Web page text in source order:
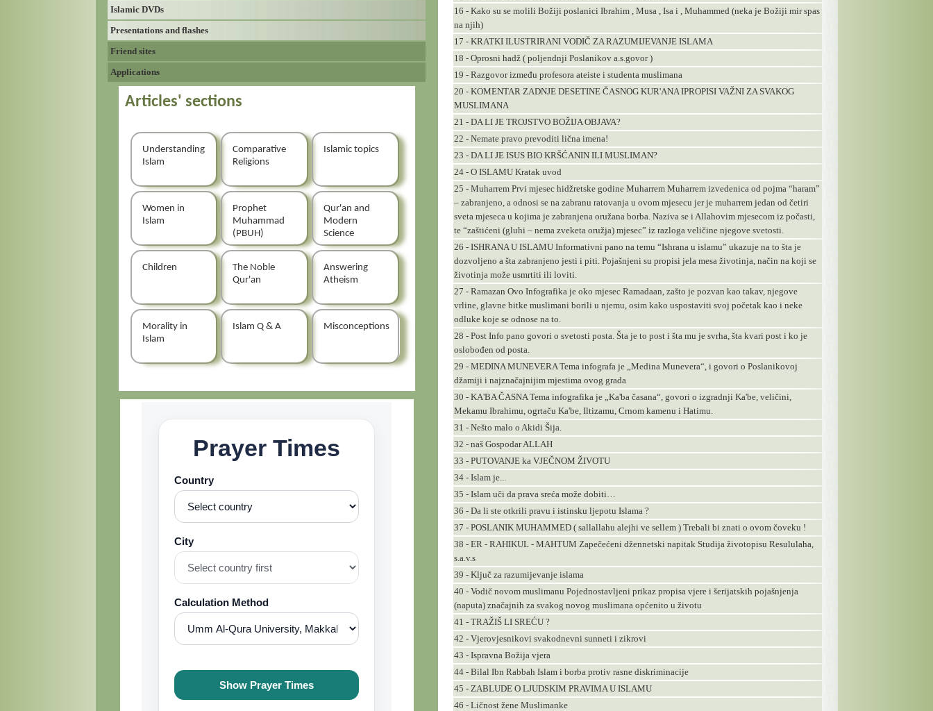
Islamic DVDs
Presentations and flashes
Friend sites
Applications
Articles' sections
Understanding
Islam
Comparative
Religions
Islamic topics
Women in
Islam
Prophet
Muhammad
(PBUH)
Qur'an and
Modern
Science
Children
The Noble
Qur'an
Answering
Atheism
Morality in
Islam
Islam Q & A Misconceptions
16 - Kako su se molili Božiji poslanici Ibrahim , Musa , Isa i , Muhammed (neka je Božiji mir spas
na njih)
17 - KRATKI ILUSTRIRANI VODIČ ZA RAZUMIJEVANJE ISLAMA
18 - Oprosni hadž ( poljendnji Poslanikov a.s.govor )
19 - Razgovor između profesora ateiste i studenta muslimana
20 - KOMENTAR ZADNJE DESETINE ČASNOG KUR'ANA IPROPISI VAŽNI ZA SVAKOG
MUSLIMANA
21 - DA LI JE TROJSTVO BOŽIJA OBJAVA?
22 - Nemate pravo prevoditi lična imena!
23 - DA LI JE ISUS BIO KRŠĆANIN ILI MUSLIMAN?
24 - O ISLAMU Kratak uvod
25 - Muharrem Prvi mjesec hidžretske godine Muharrem Muharrem izvedenica od pojma “haram”
– zabranjeno, a odnosi se na zabranu ratovanja u ovom mjesecu jer je muharrem jedan od četiri
sveta mjeseca u kojima je zabranjena oružana borba. Naziva se i Allahovim mjesecom iz počasti,
te “zaštićeni (gluhi – nema zveketa oružja) mjesec” iz razloga veličine njegove svetosti.
26 - ISHRANA U ISLAMU Informativni pano na temu “Ishrana u islamu” ukazuje na to šta je
dozvoljeno a šta zabranjeno jesti i piti. Pojašnjeni su propisi jela mesa životinja, način na koji se
životinja može usmrtiti ili loviti.
27 - Ramazan Ovo Infografika je oko mjesec Ramadaan, zašto je pozvan kao takav, njegove
vrline, glavne bitke muslimani borili u njemu, osim kako uspostaviti svoj početak kao i neke
odluke koje se odnose na to.
28 - Post Info pano govori o svetosti posta. Šta je to post i šta mu je svrha, šta kvari post i ko je
oslobođen od posta.
29 - MEDINA MUNEVERA Tema infografa je „Medina Munevera“, i govori o Poslanikovoj
džamiji i najznačajnijim mjestima ovog grada
30 - KA'BA ČASNA Tema infografika je „Ka'ba časana“, govori o izgradnji Ka'be, veličini,
Mekamu Ibrahimu, ogrtaču Ka'be, Iltizamu, Crnom kamenu i Hatimu.
31 - Nešto malo o Akidi Šija.
32 - naš Gospodar ALLAH
33 - PUTOVANJE ka VJEČNOM ŽIVOTU
34 - Islam je...
35 - Islam uči da prava sreća može dobiti…
36 - Da li ste otkrili pravu i istinsku ljepotu Islama ?
37 - POSLANIK MUHAMMED ( sallallahu alejhi ve sellem ) Trebali bi znati o ovom čoveku !
38 - ER - RAHIKUL - MAHTUM Zapečećeni džennetski napitak Studija životopisu Resululaha,
s.a.v.s
39 - Ključ za razumijevanje islama
40 - Vodič novom muslimanu Pojednostavljeni prikaz propisa vjere i šerijatskih pojašnjenja
(naputa) značajnih za svakog novog muslimana općenito u životu
41 - TRAŽIŠ LI SREĆU ?
42 - Vjerovjesnikovi svakodnevni sunneti i zikrovi
43 - Ispravna Božija vjera
44 - Bilal Ibn Rabbah Islam i borba protiv rasne diskriminacije
45 - ZABLUDE O LJUDSKIM PRAVIMA U ISLAMU
46 - Ličnost žene Muslimanke